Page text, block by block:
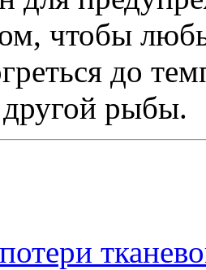
чтобы
до
рыбы.